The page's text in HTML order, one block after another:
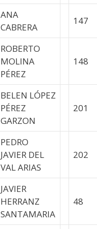
ANA
CABRERA
147
ROBERTO
MOLINA
PÉREZ
148
BELEN LÓPEZ
PÉREZ
GARZON
201
PEDRO
JAVIER DEL
VAL ARIAS
202
JAVIER
HERRANZ
SANTAMARIA
48